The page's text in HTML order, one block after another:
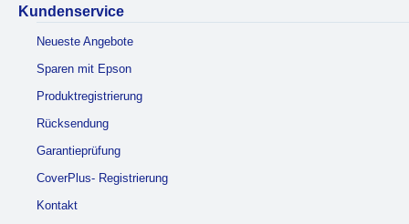
Kundenservice
Neueste Angebote
Sparen mit Epson
Produktregistrierung
Rücksendung
Garantieprüfung
CoverPlus- Registrierung
Kontakt